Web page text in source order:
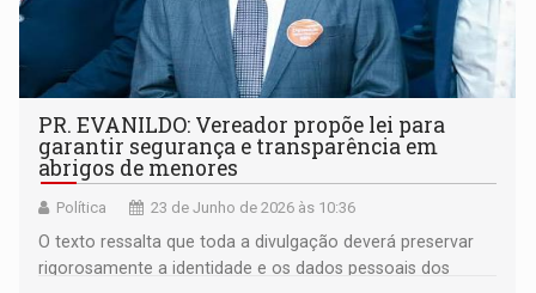
PR. EVANILDO: Vereador propõe lei para
garantir segurança e transparência em
abrigos de menores
Política 23 de Junho de 2026 às 10:36
O texto ressalta que toda a divulgação deverá preservar
rigorosamente a identidade e os dados pessoais dos